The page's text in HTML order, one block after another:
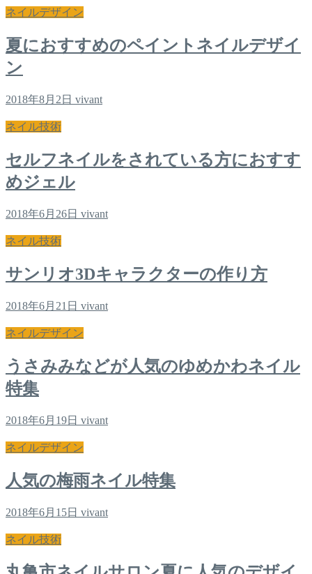
ネイルデザイン
夏におすすめのペイントネイルデザイ
ン
2018年8月2日 vivant
ネイル技術
セルフネイルをされている方におすす
めジェル
2018年6月26日 vivant
ネイル技術
サンリオ3Dキャラクターの作り方
2018年6月21日 vivant
ネイルデザイン
うさみみなどが人気のゆめかわネイル
特集
2018年6月19日 vivant
ネイルデザイン
人気の梅雨ネイル特集
2018年6月15日 vivant
ネイル技術